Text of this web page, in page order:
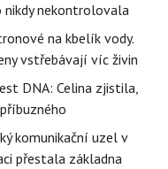
nikdy nekontrolovala
na kbelík vody.
vstřebávají víc živin
DNA: Celina zjistila,
komunikační uzel v
přestala základna